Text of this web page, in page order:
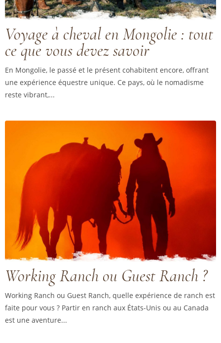
Voyage à cheval en Mongolie : tout
ce que vous devez savoir
En Mongolie, le passé et le présent cohabitent encore, offrant
une expérience équestre unique. Ce pays, où le nomadisme
reste vibrant,...
Working Ranch ou Guest Ranch ?
Working Ranch ou Guest Ranch, quelle expérience de ranch est
faite pour vous ? Partir en ranch aux États-Unis ou au Canada
est une aventure...